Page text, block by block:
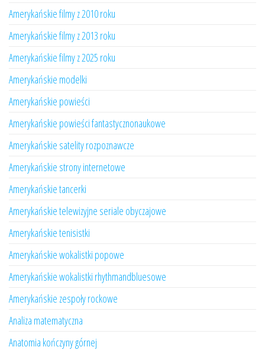
Amerykańskie filmy z 2010 roku
Amerykańskie filmy z 2013 roku
Amerykańskie filmy z 2025 roku
Amerykańskie modelki
Amerykańskie powieści
Amerykańskie powieści fantastycznonaukowe
Amerykańskie satelity rozpoznawcze
Amerykańskie strony internetowe
Amerykańskie tancerki
Amerykańskie telewizyjne seriale obyczajowe
Amerykańskie tenisistki
Amerykańskie wokalistki popowe
Amerykańskie wokalistki rhythmandbluesowe
Amerykańskie zespoły rockowe
Analiza matematyczna
Anatomia kończyny górnej